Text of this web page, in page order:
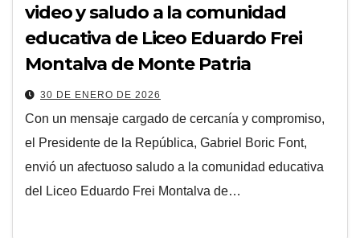
video y saludo a la comunidad
educativa de Liceo Eduardo Frei
Montalva de Monte Patria
30 DE ENERO DE 2026
Con un mensaje cargado de cercanía y compromiso,
el Presidente de la República, Gabriel Boric Font,
envió un afectuoso saludo a la comunidad educativa
del Liceo Eduardo Frei Montalva de…